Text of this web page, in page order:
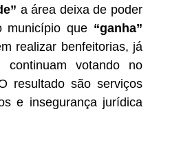
a área deixa de poder
município que “ganha”
realizar benfeitorias, já
continuam votando no
resultado são serviços
e insegurança jurídica